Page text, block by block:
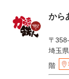
から
〒
埼玉
階